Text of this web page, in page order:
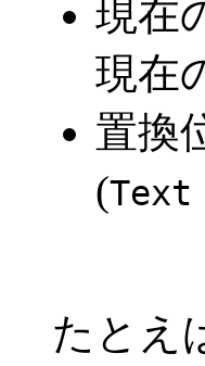
現在
現在
置換
(Text
たとえ